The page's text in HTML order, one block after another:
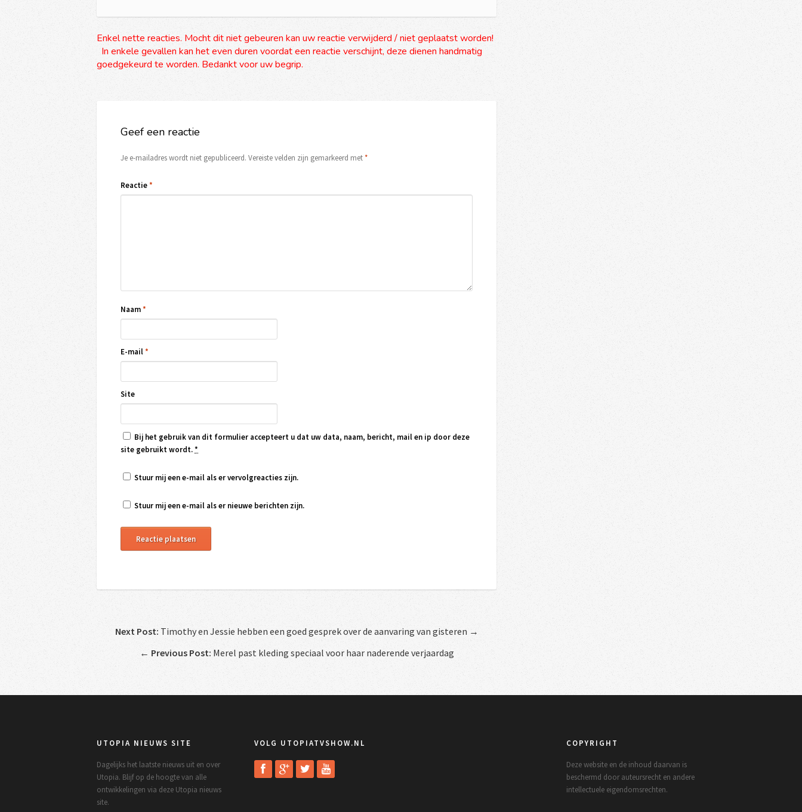
Enkel nette reacties. Mocht dit niet gebeuren kan uw reactie verwijderd / niet geplaatst worden!
In enkele gevallen kan het even duren voordat een reactie verschijnt, deze dienen handmatig
goedgekeurd te worden. Bedankt voor uw begrip.
Geef een reactie
Je e-mailadres wordt niet gepubliceerd. Vereiste velden zijn gemarkeerd met*
Reactie*
Naam*
E-mail*
Site
Bij het gebruik van dit formulier accepteert u dat uw data, naam, bericht, mail en ip door deze
site gebruikt wordt.*
Stuur mij een e-mail als er vervolgreacties zijn.
Stuur mij een e-mail als er nieuwe berichten zijn.
Next Post: Timothy en Jessie hebben een goed gesprek over de aanvaring van gisteren →
← Previous Post: Merel past kleding speciaal voor haar naderende verjaardag
UTOPIA NIEUWS SITE
Dagelijks het laatste nieuws uit en over
Utopia. Blijf op de hoogte van alle
ontwikkelingen via deze Utopia nieuws
site.
VOLG UTOPIATVSHOW.NL COPYRIGHT
Deze website en de inhoud daarvan is
beschermd door auteursrecht en andere
intellectuele eigendomsrechten.